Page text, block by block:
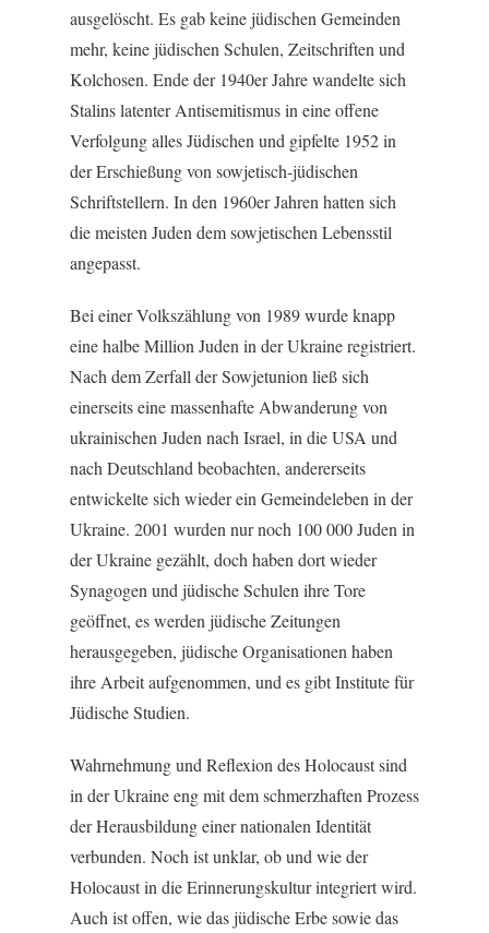
ausgelöscht. Es gab keine jüdischen Gemeinden
mehr, keine jüdischen Schulen, Zeitschriften und
Kolchosen. Ende der 1940er Jahre wandelte sich
Stalins latenter Antisemitismus in eine offene
Verfolgung alles Jüdischen und gipfelte 1952 in
der Erschießung von sowjetisch-jüdischen
Schriftstellern. In den 1960er Jahren hatten sich
die meisten Juden dem sowjetischen Lebensstil
angepasst.
Bei einer Volkszählung von 1989 wurde knapp
eine halbe Million Juden in der Ukraine registriert.
Nach dem Zerfall der Sowjetunion ließ sich
einerseits eine massenhafte Abwanderung von
ukrainischen Juden nach Israel, in die USA und
nach Deutschland beobachten, andererseits
entwickelte sich wieder ein Gemeindeleben in der
Ukraine. 2001 wurden nur noch 100 000 Juden in
der Ukraine gezählt, doch haben dort wieder
Synagogen und jüdische Schulen ihre Tore
geöffnet, es werden jüdische Zeitungen
herausgegeben, jüdische Organisationen haben
ihre Arbeit aufgenommen, und es gibt Institute für
Jüdische Studien.
Wahrnehmung und Reflexion des Holocaust sind
in der Ukraine eng mit dem schmerzhaften Prozess
der Herausbildung einer nationalen Identität
verbunden. Noch ist unklar, ob und wie der
Holocaust in die Erinnerungskultur integriert wird.
Auch ist offen, wie das jüdische Erbe sowie das